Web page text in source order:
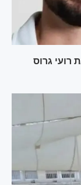
רועי גרוס